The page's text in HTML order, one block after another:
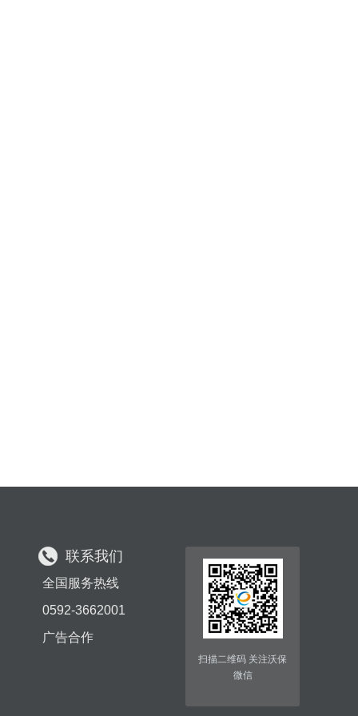
联系我们
全国服务热线
0592-3662001
广告合作
扫描二维码 关注沃保
微信